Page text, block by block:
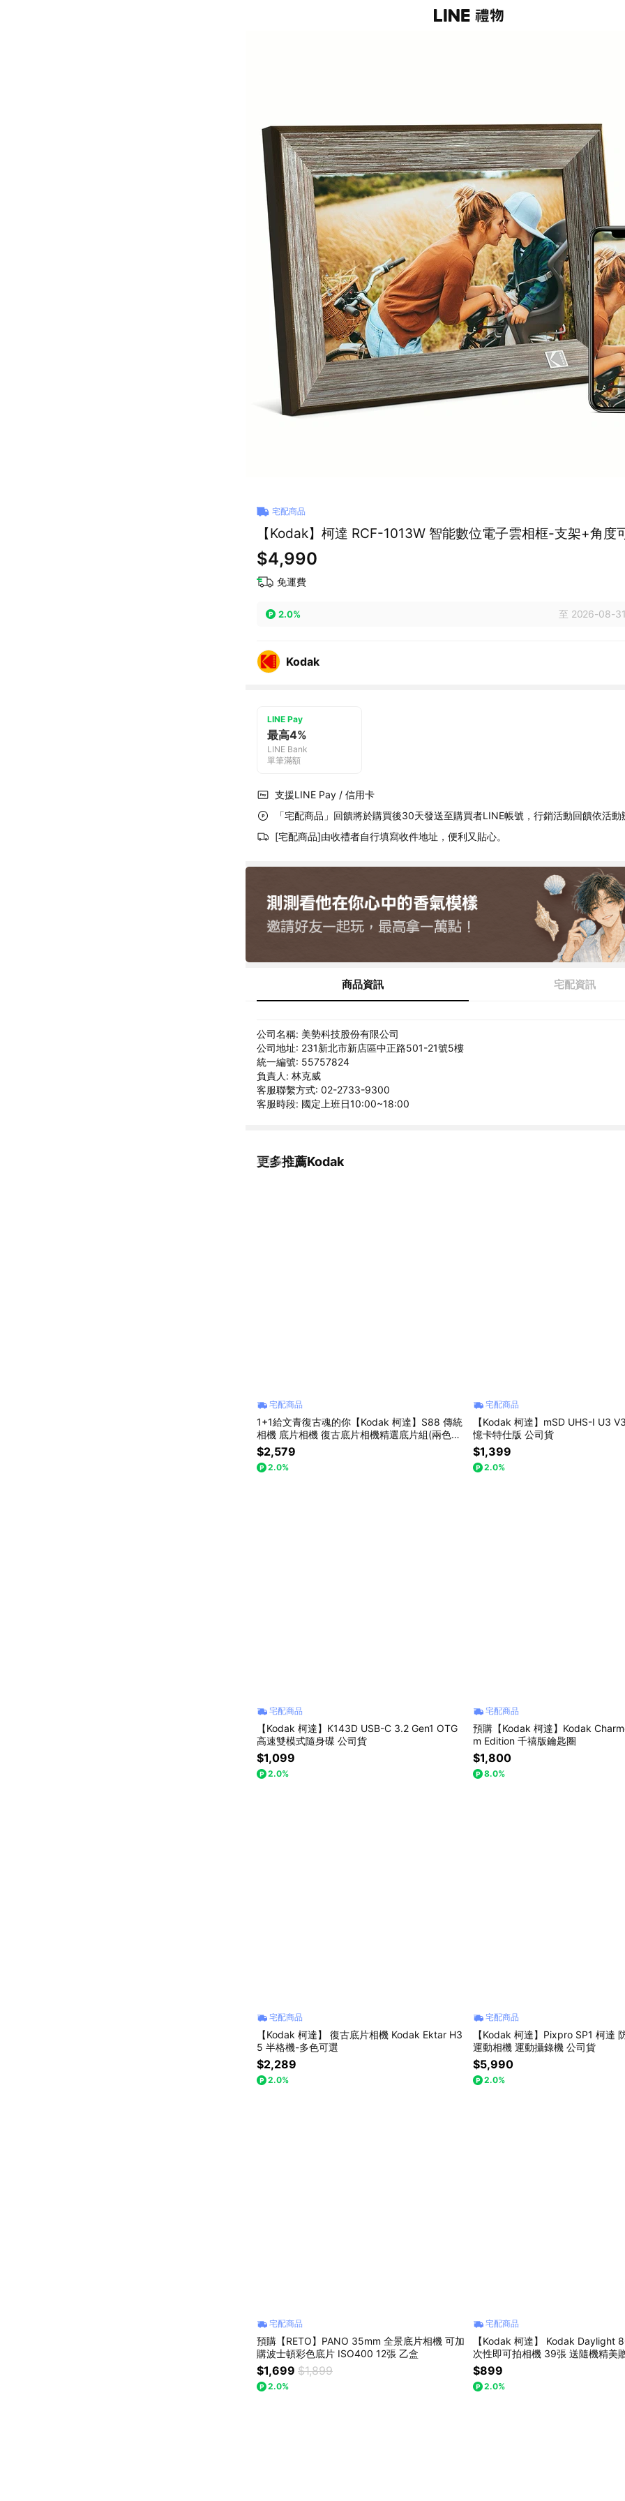
宅配商品
【Kodak】柯達 RCF-1013W 智能數位電子雲相框-支架+角度
$4,990
免運費
2.0% 至 2026-08-
Kodak
LINE Pay
最高4%
LINE Bank
單筆滿額
支援LINE Pay / 信用卡
「宅配商品」回饋將於購買後30天發送至購買者LINE帳號，行銷活動回饋依活動
[宅配商品]由收禮者自行填寫收件地址，便利又貼心。
商品資訊 宅配資訊
公司名稱: 美勢科技股份有限公司
公司地址: 231新北市新店區中正路501-21號5樓
統一編號: 55757824
負責人: 林克威
客服聯繫方式: 02-2733-9300
客服時段: 國定上班日10:00~18:00
更多推薦Kodak
看更多
宅配商品
1+1給文青復古魂的你【Kodak 柯達】S88 傳統
相機 底片相機 復古底片相機精選底片組(兩色任
選)
$2,579
2.0%
宅配商品
【Kodak 柯達】mSD UHS-I U3
憶卡特仕版 公司貨
$1,399
2.0%
宅配商品
【Kodak 柯達】K143D USB-C 3.2 Gen1 OTG
高速雙模式隨身碟 公司貨
$1,099
2.0%
宅配商品
預購【Kodak 柯達】Kodak
m Edition 千禧版鑰匙圈
$1,800
8.0%
宅配商品
【Kodak 柯達】 復古底片相機 Kodak Ektar H3
5 半格機-多色可選
$2,289
2.0%
宅配商品
【Kodak 柯達】Pixpro SP1 柯達
運動相機 運動攝錄機 公司貨
$5,990
2.0%
宅配商品
預購【RETO】PANO 35mm 全景底片相機 可加
購波士頓彩色底片 ISO400 12張 乙盒
$1,699 $1,899
2.0%
宅配商品
【Kodak 柯達】 Kodak Daylight
次性即可拍相機 39張 送隨機精美
$899
2.0%